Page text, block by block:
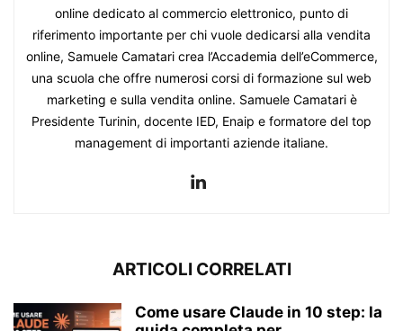
online dedicato al commercio elettronico, punto di
riferimento importante per chi vuole dedicarsi alla vendita
online, Samuele Camatari crea l’Accademia dell’eCommerce,
una scuola che offre numerosi corsi di formazione sul web
marketing e sulla vendita online. Samuele Camatari è
Presidente Turinin, docente IED, Enaip e formatore del top
management di importanti aziende italiane.
ARTICOLI CORRELATI
Come usare Claude in 10 step: la